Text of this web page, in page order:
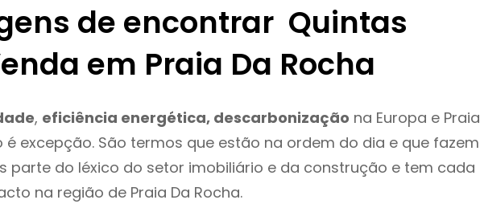
de encontrar Quintas
em Praia Da Rocha
, eficiência energética, descarbonização na Europa e Praia
é excepção. São termos que estão na ordem do dia e que fazem
parte do léxico do setor imobiliário e da construção e tem cada
na região de Praia Da Rocha.